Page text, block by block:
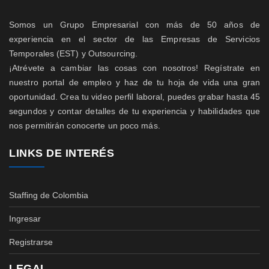
Somos un Grupo Empresarial con más de 50 años de
experiencia en el sector de las Empresas de Servicios
Temporales (EST) y Outsourcing.
¡Atrévete a cambiar las cosas con nosotros! Regístrate en
nuestro portal de empleo y haz de tu hoja de vida una gran
oportunidad. Crea tu video perfil laboral, puedes grabar hasta 45
segundos y contar detalles de tu experiencia y habilidades que
nos permitirán conocerte un poco más.
LINKS DE INTERÉS
Staffing de Colombia
Ingresar
Registrarse